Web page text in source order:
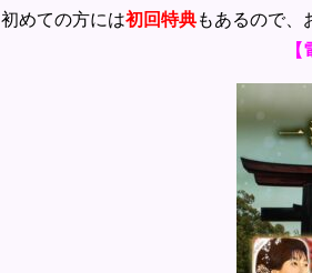
初めての方には初回特典もあるので、